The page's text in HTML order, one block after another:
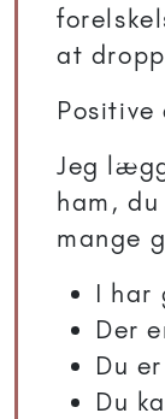
at
Positive
Jeg
ham,
mange
I har
Der
Du
Du